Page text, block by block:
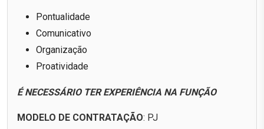
Pontualidade
Comunicativo
Organização
Proatividade
É NECESSÁRIO TER EXPERIÊNCIA NA FUNÇÃO
MODELO DE CONTRATAÇÃO: PJ